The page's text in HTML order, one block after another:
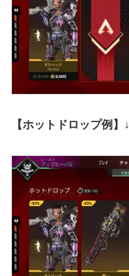
【ホットドロップ例】↓